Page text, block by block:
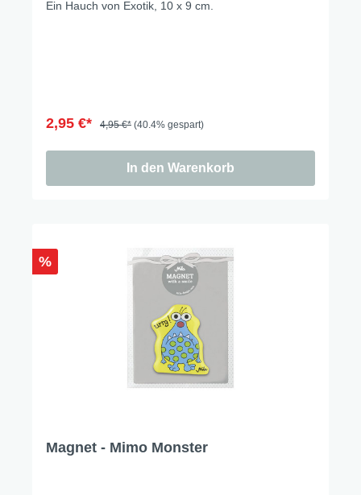
Ein Hauch von Exotik, 10 x 9 cm.
2,95 €* 4,95 €* (40.4% gespart)
In den Warenkorb
%
Magnet - Mimo Monster